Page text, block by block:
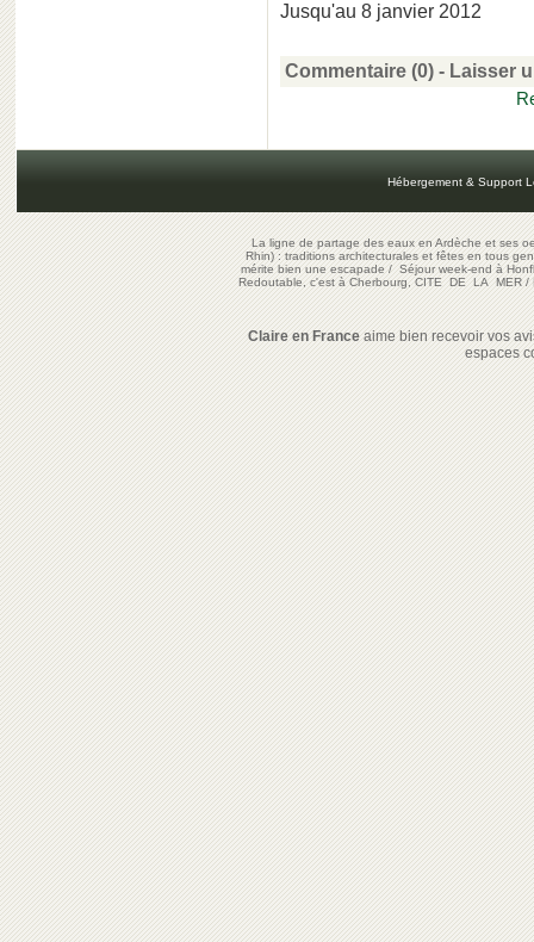
Jusqu'au 8 janvier 2012
Commentaire (0) - Laisser
Hébergement & Support
La ligne de partage des eaux en Ardèche et ses
Rhin) : traditions architecturales et fêtes en tous
mérite bien une escapade/Séjour week-end à
Redoutable, c'est à Cherbourg, CITE DE LA MER/
Claire en Franceaime bien recevoir vos
espaces